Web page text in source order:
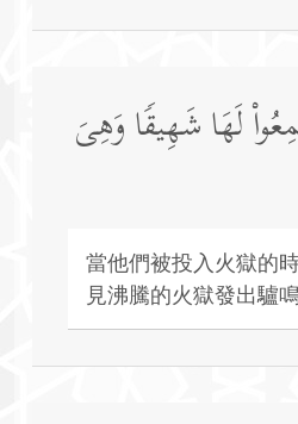
لَهَا شَهِیقࣰا وَهِیَ
當他們被投入火獄的
見沸騰的火獄發出驢